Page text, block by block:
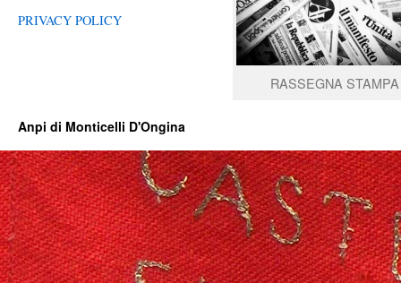
PRIVACY POLICY
RASSEGNA STAMPA
Anpi di Monticelli D'Ongina